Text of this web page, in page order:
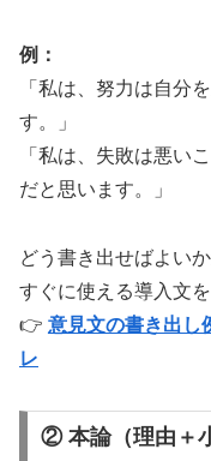
例：
「私は、努力は自分
す。」
「私は、失敗は悪い
だと思います。」
どう書き出せばよい
すぐに使える導入文
👉 意見文の書き出し
レ
② 本論（理由＋